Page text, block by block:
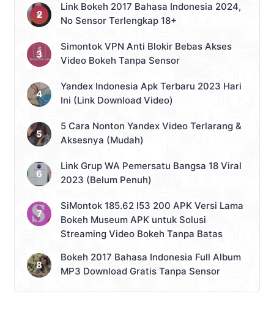
Link Bokeh 2017 Bahasa Indonesia 2024,
No Sensor Terlengkap 18+
Simontok VPN Anti Blokir Bebas Akses
Video Bokeh Tanpa Sensor
Yandex Indonesia Apk Terbaru 2023 Hari
Ini (Link Download Video)
5 Cara Nonton Yandex Video Terlarang &
Aksesnya (Mudah)
Link Grup WA Pemersatu Bangsa 18 Viral
2023 (Belum Penuh)
SiMontok 185.62 l53 200 APK Versi Lama
Bokeh Museum APK untuk Solusi
Streaming Video Bokeh Tanpa Batas
Bokeh 2017 Bahasa Indonesia Full Album
MP3 Download Gratis Tanpa Sensor